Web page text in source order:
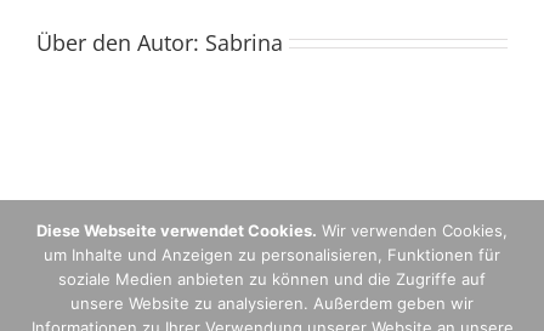
Über den Autor: Sabrina
Copyright 2024 Thorsten Poersch. -Impressum|Datenschutz |
Disclaimer
Facebook
E-
Diese Webseite verwendet Cookies. Wir verwenden Cookies,
um Inhalte und Anzeigen zu personalisieren, Funktionen für
soziale Medien anbieten zu können und die Zugriffe auf
unsere Website zu analysieren. Außerdem geben wir